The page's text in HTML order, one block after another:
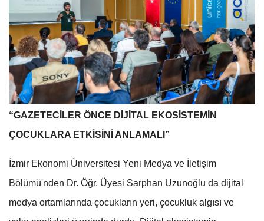
“GAZETECİLER ÖNCE DİJİTAL EKOSİSTEMİN
ÇOCUKLARA ETKİSİNİ ANLAMALI”
İzmir Ekonomi Üniversitesi Yeni Medya ve İletişim
Bölümü'nden Dr. Öğr. Üyesi Sarphan Uzunoğlu da dijital
medya ortamlarında çocukların yeri, çocukluk algısı ve